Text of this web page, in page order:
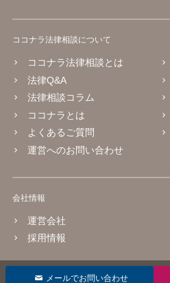
メールでお問い合わせ
ココナラ法律相談について
ココナラ法律相談とは
法律Q&A
法律相談コラム
ココナラとは
よくあるご質問
運営へのお問い合わせ
会社情報
運営会社
採用情報